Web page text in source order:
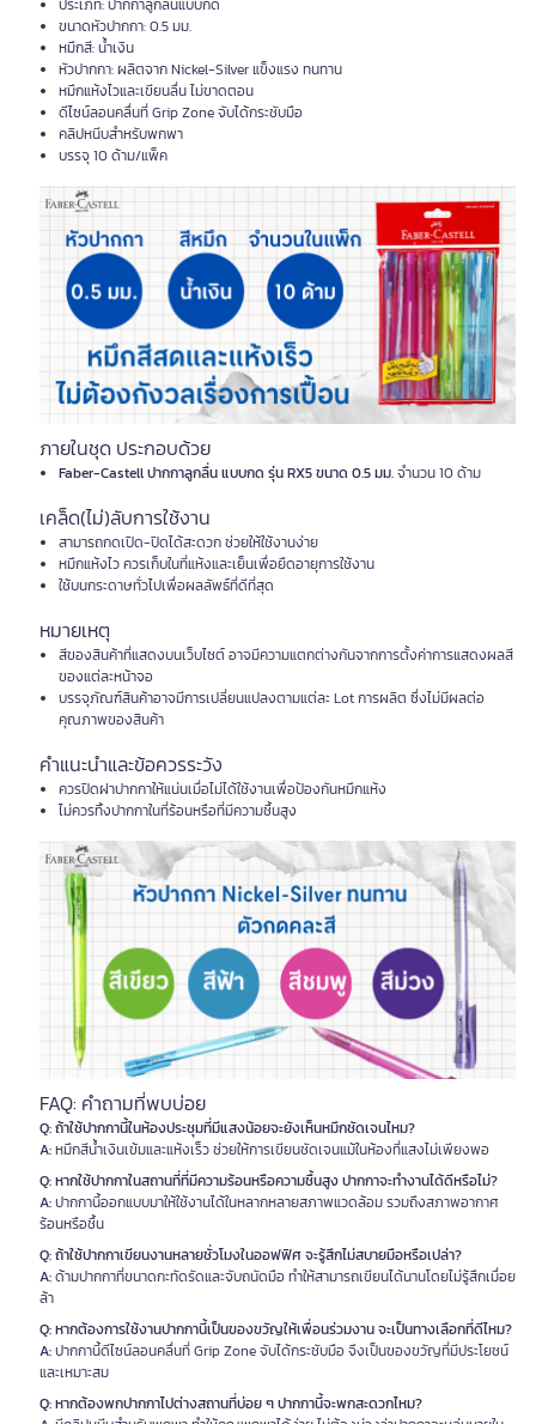
ประเภท: ปากกาลูกลื่นแบบกด
ขนาดหัวปากกา: 0.5 มม.
หมึกสี: น้ำเงิน
หัวปากกา: ผลิตจาก Nickel-Silver แข็งแรง ทนทาน
หมึกแห้งไวและเขียนลื่น ไม่ขาดตอน
ดีไซน์ลอนคลื่นที่ Grip Zone จับได้กระชับมือ
คลิปหนีบสำหรับพกพา
บรรจุ 10 ด้าม/แพ็ค
ภายในชุด ประกอบด้วย
Faber-Castell ปากกาลูกลื่น แบบกด รุ่น RX5 ขนาด 0.5 มม.จำนวน 10 ด้าม
เคล็ด(ไม่)ลับการใช้งาน
สามารถกดเปิด-ปิดได้สะดวก ช่วยให้ใช้งานง่าย
หมึกแห้งไว ควรเก็บในที่แห้งและเย็นเพื่อยืดอายุการใช้งาน
ใช้บนกระดาษทั่วไปเพื่อผลลัพธ์ที่ดีที่สุด
หมายเหตุ
สีของสินค้าที่แสดงบนเว็บไซต์ อาจมีความแตกต่างกันจากการตั้งค่าการแสดงผลสี
ของแต่ละหน้าจอ
บรรจุภัณฑ์สินค้าอาจมีการเปลี่ยนแปลงตามแต่ละ Lot การผลิต ซึ่งไม่มีผลต่อ
คุณภาพของสินค้า
คำแนะนำและข้อควรระวัง
ควรปิดฝาปากกาให้แน่นเมื่อไม่ได้ใช้งานเพื่อป้องกันหมึกแห้ง
ไม่ควรทิ้งปากกาในที่ร้อนหรือที่มีความชื้นสูง
FAQ: คำถามที่พบบ่อย
Q: ถ้าใช้ปากกานี้ในห้องประชุมที่มีแสงน้อยจะยังเห็นหมึกชัดเจนไหม?
A:หมึกสีน้ำเงินเข้มและแห้งเร็ว ช่วยให้การเขียนชัดเจนแม้ในห้องที่แสงไม่เพียงพอ
Q: หากใช้ปากกาในสถานที่ที่มีความร้อนหรือความชื้นสูง ปากกาจะทำงานได้ดีหรือไม่?
A:ปากกานี้ออกแบบมาให้ใช้งานได้ในหลากหลายสภาพแวดล้อม รวมถึงสภาพอากาศ
ร้อนหรือชื้น
Q: ถ้าใช้ปากกาเขียนงานหลายชั่วโมงในออฟฟิศ จะรู้สึกไม่สบายมือหรือเปล่า?
A:ด้ามปากกาที่ขนาดกะทัดรัดและจับถนัดมือ ทำให้สามารถเขียนได้นานโดยไม่รู้สึกเมื่อย
ล้า
Q: หากต้องการใช้งานปากกานี้เป็นของขวัญให้เพื่อนร่วมงาน จะเป็นทางเลือกที่ดีไหม?
A:ปากกานี้ดีไซน์ลอนคลื่นที่ Grip Zone จับได้กระชับมือ จึงเป็นของขวัญที่มีประโยชน์
และเหมาะสม
Q: หากต้องพกปากกาไปต่างสถานที่บ่อย ๆ ปากกานี้จะพกสะดวกไหม?